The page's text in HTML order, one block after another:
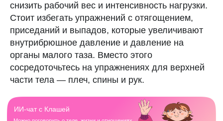
снизить рабочий вес и интенсивность нагрузки.
Стоит избегать упражнений с отягощением,
приседаний и выпадов, которые увеличивают
внутрибрюшное давление и давление на
органы малого таза. Вместо этого
сосредоточьтесь на упражнениях для верхней
части тела — плеч, спины и рук.12+
Научные источники
Пользовательское соглашение
Политика конфиденциальности
Поддержка